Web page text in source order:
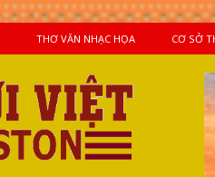
THƠ VĂN NHẠC HỌA CƠ SỞ